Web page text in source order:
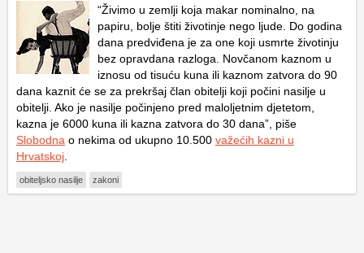
“Živimo u zemlji koja makar nominalno, na
papiru, bolje štiti životinje nego ljude. Do godina
dana predviđena je za one koji usmrte životinju
bez opravdana razloga. Novčanom kaznom u
iznosu od tisuću kuna ili kaznom zatvora do 90
dana kaznit će se za prekršaj član obitelji koji počini nasilje u
obitelji. Ako je nasilje počinjeno pred maloljetnim djetetom,
kazna je 6000 kuna ili kazna zatvora do 30 dana”, piše
Slobodna o nekima od ukupno 10.500 važećih kazni u
Hrvatskoj.
obiteljsko nasilje zakoni